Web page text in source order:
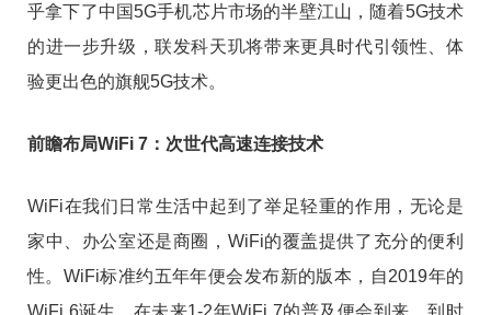
乎拿下了中国5G手机芯片市场的半壁江山，随着5G技术
的进一步升级，联发科天玑将带来更具时代引领性、体
验更出色的旗舰5G技术。
前瞻布局WiFi 7：次世代高速连接技术
WiFi在我们日常生活中起到了举足轻重的作用，无论是
家中、办公室还是商圈，WiFi的覆盖提供了充分的便利
性。WiFi标准约五年年便会发布新的版本，自2019年的
WiFi 6诞生，在未来1-2年WiFi 7的普及便会到来，到时